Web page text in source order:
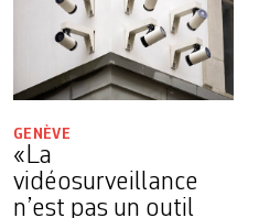
GENÈVE
«La
vidéosurveillance
n’est pas un outil